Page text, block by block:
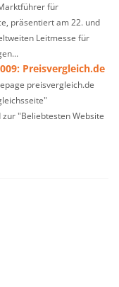
für
präsentiert am 22. und
Leitmesse für
Preisvergleich.de
preisvergleich.de
"Beliebtesten Website